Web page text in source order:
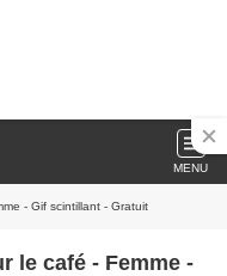
MENU
- Gif scintillant - Gratuit
le café - Femme -